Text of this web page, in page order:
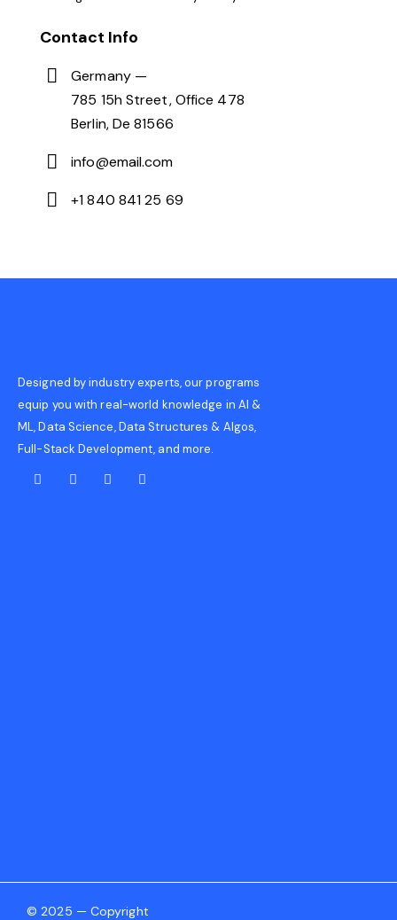
Contact Info
Germany —
785 15h Street, Office 478
Berlin, De 81566
info@email.com
+1 840 841 25 69
Designed by industry experts, our programs
equip you with real-world knowledge in AI &
ML, Data Science, Data Structures & Algos,
Full-Stack Development, and more.
© 2025 — Copyright